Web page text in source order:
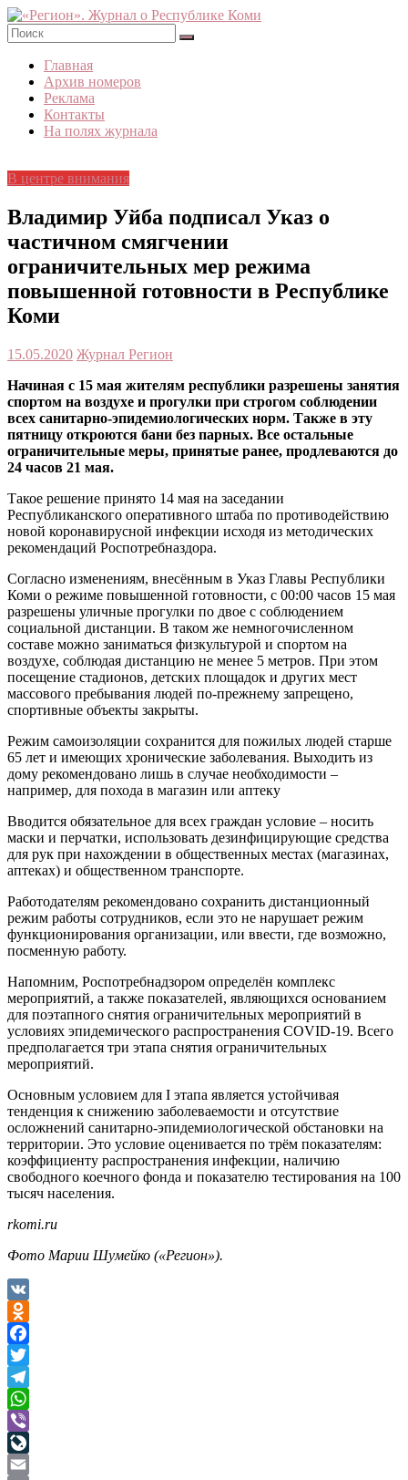
Skip
to
content
«Регион».
Журнал
Республике
Коми
Главная
Архив номеров
Реклама
Контакты
На полях журнала
В центре внимания
Владимир Уйба подписал Указ о
частичном смягчении
ограничительных мер режима
повышенной готовности в Республике
Коми
15.05.2020 Журнал Регион
Начиная с 15 мая жителям республики разрешены занятия
спортом на воздухе и прогулки при строгом соблюдении
всех санитарно-эпидемиологических норм. Также в эту
пятницу откроются бани без парных. Все остальные
ограничительные меры, принятые ранее, продлеваются до
24 часов 21 мая.
Такое решение принято 14 мая на заседании
Республиканского оперативного штаба по противодействию
новой коронавирусной инфекции исходя из методических
рекомендаций Роспотребназдора.
Согласно изменениям, внесённым в Указ Главы Республики
Коми о режиме повышенной готовности, с 00:00 часов 15 мая
разрешены уличные прогулки по двое с соблюдением
социальной дистанции. В таком же немногочисленном
составе можно заниматься физкультурой и спортом на
воздухе, соблюдая дистанцию не менее 5 метров. При этом
посещение стадионов, детских площадок и других мест
массового пребывания людей по-прежнему запрещено,
спортивные объекты закрыты.
Режим самоизоляции сохранится для пожилых людей старше
65 лет и имеющих хронические заболевания. Выходить из
дому рекомендовано лишь в случае необходимости –
например, для похода в магазин или аптеку
Вводится обязательное для всех граждан условие – носить
маски и перчатки, использовать дезинфицирующие средства
для рук при нахождении в общественных местах (магазинах,
аптеках) и общественном транспорте.
Работодателям рекомендовано сохранить дистанционный
режим работы сотрудников, если это не нарушает режим
функционирования организации, или ввести, где возможно,
посменную работу.
Напомним, Роспотребнадзором определён комплекс
мероприятий, а также показателей, являющихся основанием
для поэтапного снятия ограничительных мероприятий в
условиях эпидемического распространения COVID-19. Всего
предполагается три этапа снятия ограничительных
мероприятий.
Основным условием для I этапа является устойчивая
тенденция к снижению заболеваемости и отсутствие
осложнений санитарно-эпидемиологической обстановки на
территории. Это условие оценивается по трём показателям:
коэффициенту распространения инфекции, наличию
свободного коечного фонда и показателю тестирования на 100
тысяч населения.
rkomi.ru
Фото Марии Шумейко («Регион»).
VK
Odnoklassniki
Facebook
Twitter
Telegram
WhatsApp
Viber
LiveJournal